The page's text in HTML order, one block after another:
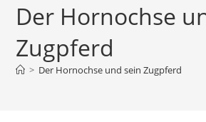
Der Hornochse
Zugpferd
> Der Hornochse und sein Zugpferd